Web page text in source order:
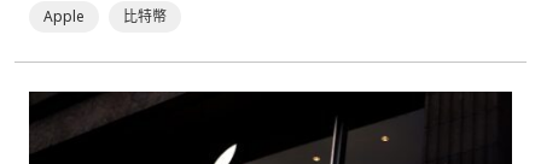
Apple 比特幣